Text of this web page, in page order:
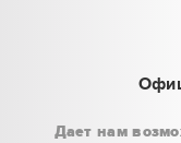
Дает нам